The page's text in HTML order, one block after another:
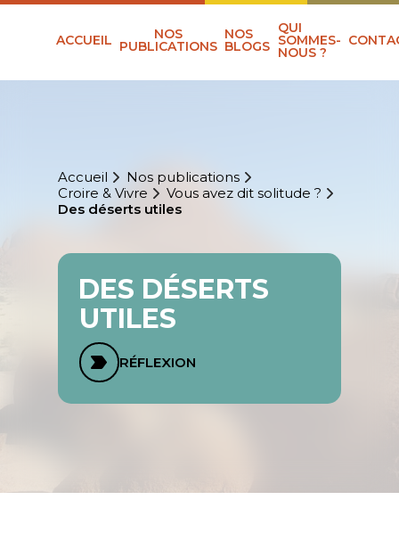
ACCUEIL NOS
PUBLICATIONS
NOS
BLOGS
QUI
SOMMES-
NOUS ?
Accueil
Nos publications
Croire & Vivre
Vous avez dit solitude ?
Des déserts utiles
DES DÉSERTS
UTILES
RÉFLEXION